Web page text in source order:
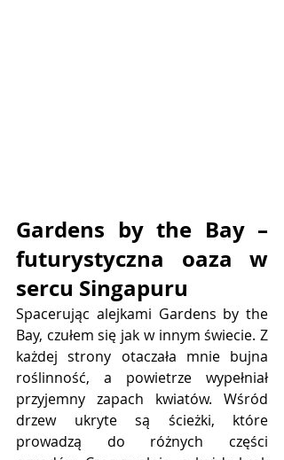
Gardens by the Bay –
futurystyczna oaza w
sercu Singapuru
Spacerując alejkami Gardens by the
Bay, czułem się jak w innym świecie. Z
każdej strony otaczała mnie bujna
roślinność, a powietrze wypełniał
przyjemny zapach kwiatów. Wśród
drzew ukryte są ścieżki, które
prowadzą do różnych części